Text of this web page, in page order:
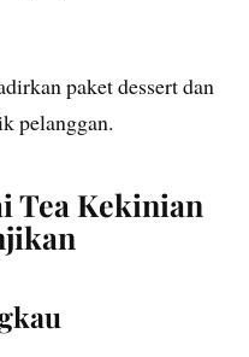
paket dessert dan
pelanggan.
Tea Kekinian